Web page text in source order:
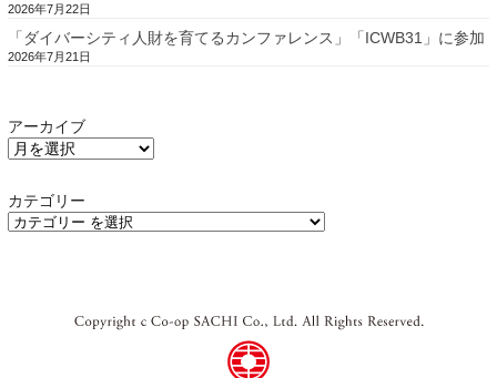
2026年7月22日
「ダイバーシティ人財を育てるカンファレンス」「ICWB31」に参加
2026年7月21日
アーカイブ
カテゴリー